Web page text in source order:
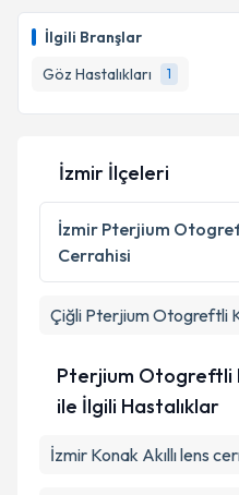
İlgili Branşlar
Göz Hastalıkları
1
İzmir İlçeleri
İzmir Pterjium
Cerrahisi
Çiğli Pterjium Otogreftli
Pterjium Otogreftli
ile İlgili Hastalıklar
İzmir Konak Akıllı lens